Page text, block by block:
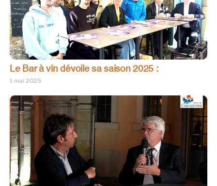
Le Bar à vin dévoile sa saison 2025 :
1 mai 2025